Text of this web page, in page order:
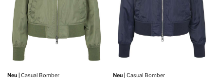
Neu | Casual Bomber Neu | Casual Bomber